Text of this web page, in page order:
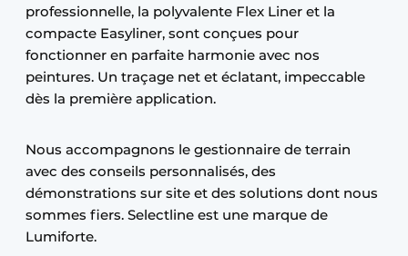
professionnelle, la polyvalente Flex Liner et la
compacte Easyliner, sont conçues pour
fonctionner en parfaite harmonie avec nos
peintures. Un traçage net et éclatant, impeccable
dès la première application.
Nous accompagnons le gestionnaire de terrain
avec des conseils personnalisés, des
démonstrations sur site et des solutions dont nous
sommes fiers. Selectline est une marque de
Lumiforte.